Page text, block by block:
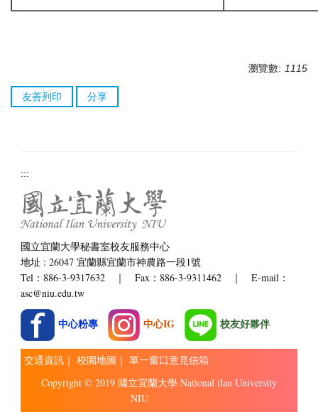
瀏覽數: 1115
友善列印 分享
:::
國立宜蘭大學秘書室校友服務中心
地址 : 26047 宜蘭縣宜蘭市神農路一段1號
Tel：886-3-9317632 ｜ Fax：886-3-9311462 ｜ E-mail：
asc@niu.edu.tw
中心粉專 中心IG 校友好夥伴
交通資訊 ｜ 校園地圖 ｜ 單一窗口意見信箱
Copyright © 2019 國立宜蘭大學 National ilan University
NIU